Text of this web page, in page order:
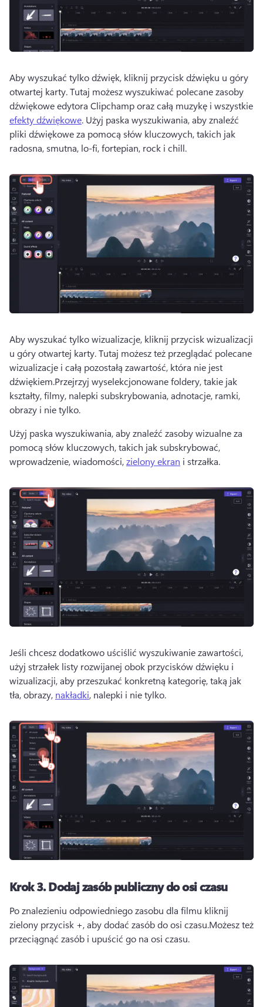
Aby wyszukać tylko dźwięk, kliknij przycisk dźwięku u góry
otwartej karty. Tutaj możesz wyszukiwać polecane zasoby
efekty dźwiękowe. Użyj paska wyszukiwania, aby znaleźć
pliki dźwiękowe za pomocą słów kluczowych, takich jak
radosna, smutna, lo-fi, fortepian, rock i chill.
Aby wyszukać tylko wizualizacje, kliknij przycisk wizualizacji
u góry otwartej karty. Tutaj możesz też przeglądać polecane
wizualizacje i całą pozostałą zawartość, która nie jest
dźwiękiem.Przejrzyj wyselekcjonowane foldery, takie jak
kształty, filmy, nalepki subskrybowania, adnotacje, ramki,
obrazy i nie tylko.
Użyj paska wyszukiwania, aby znaleźć zasoby wizualne za
pomocą słów kluczowych, takich jak subskrybować,
wprowadzenie, wiadomości, zielony ekran i strzałka.
Jeśli chcesz dodatkowo uściślić wyszukiwanie zawartości,
użyj strzałek listy rozwijanej obok przycisków dźwięku i
wizualizacji, aby przeszukać konkretną kategorię, taką jak
tła, obrazy, nakładki, nalepki i nie tylko.
Krok 3.Dodaj zasób publiczny do osi czasu
Po znalezieniu odpowiedniego zasobu dla filmu kliknij
zielony przycisk +, aby dodać zasób do osi czasu.Możesz też
przeciągnąć zasób i upuścić go na osi czasu.